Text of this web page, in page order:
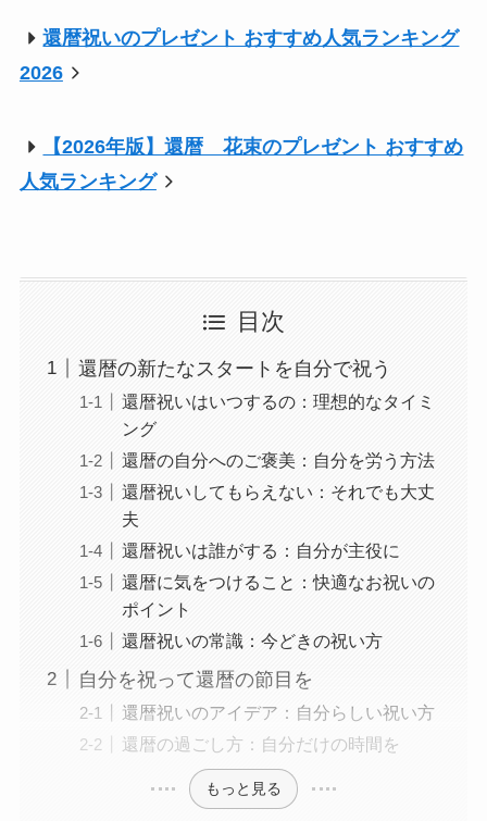
還暦祝いのプレゼント おすすめ人気ランキング
2026
【2026年版】還暦 花束のプレゼント おすすめ
人気ランキング
目次
還暦の新たなスタートを自分で祝う
還暦祝いはいつするの：理想的なタイミ
ング
還暦の自分へのご褒美：自分を労う方法
還暦祝いしてもらえない：それでも大丈
夫
還暦祝いは誰がする：自分が主役に
還暦に気をつけること：快適なお祝いの
ポイント
還暦祝いの常識：今どきの祝い方
自分を祝って還暦の節目を
還暦祝いのアイデア：自分らしい祝い方
還暦の過ごし方：自分だけの時間を
もっと見る